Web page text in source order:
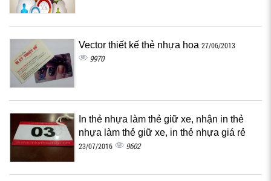
Vector thiết kế thẻ nhựa hoa 27/06/2013
9970
In thẻ nhựa làm thẻ giữ xe, nhận in thẻ
nhựa làm thẻ giữ xe, in thẻ nhựa giá rẻ
23/07/2016 9602